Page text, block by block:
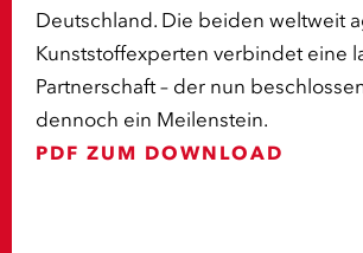
Deutschland. Die beiden weltweit
Kunststoffexperten verbindet eine
Partnerschaft – der nun
dennoch ein Meilenstein.
PDF ZUM DOWNLOAD